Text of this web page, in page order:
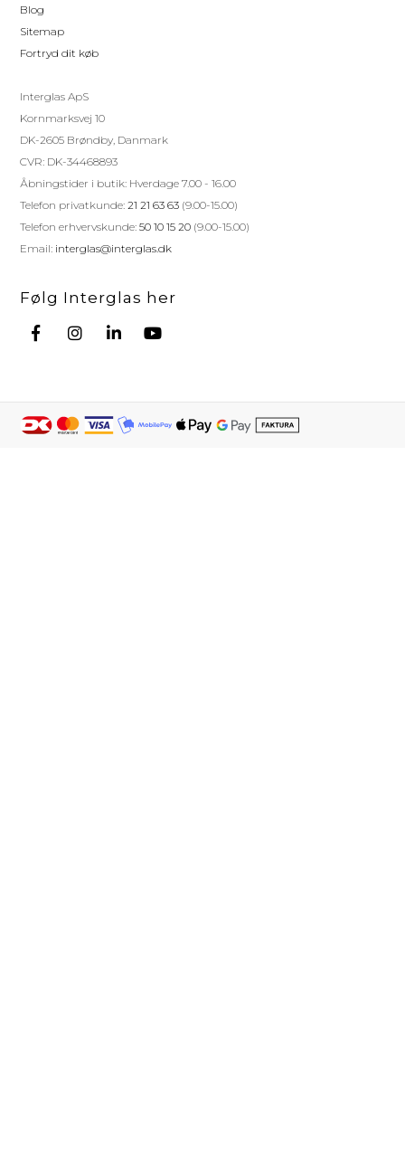
Blog
Sitemap
Fortryd dit køb
Interglas ApS
Kornmarksvej 10
DK-2605 Brøndby, Danmark
CVR: DK-34468893
Åbningstider i butik: Hverdage 7.00 - 16.00
Telefon privatkunde:21 21 63 63 (9.00-15.00)
Telefon erhvervskunde:50 10 15 20 (9.00-15.00)
Email: interglas@interglas.dk
Følg Interglas her